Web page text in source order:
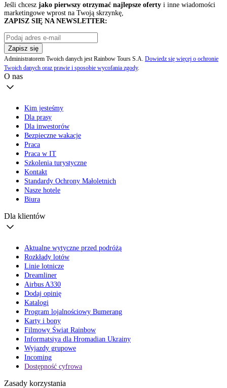
Jeśli chcesz jako pierwszy otrzymać najlepsze oferty i inne wiadomości
marketingowe wprost na Twoją skrzynkę,
ZAPISZ SIĘ NA NEWSLETTER:
Zapisz się
Administratorem Twoich danych jest Rainbow Tours S.A. Dowiedz się więcej o ochronie
Twoich danych oraz prawie i sposobie wycofania zgody.
O nas
Kim jesteśmy
Dla prasy
Dla inwestorów
Bezpieczne wakacje
Praca
Praca w IT
Szkolenia turystyczne
Kontakt
Standardy Ochrony Małoletnich
Nasze hotele
Biura
Dla klientów
Aktualne wytyczne przed podróżą
Rozkłady lotów
Linie lotnicze
Dreamliner
Airbus A330
Dodaj opinię
Katalogi
Program lojalnościowy Bumerang
Karty i bony
Filmowy Świat Rainbow
Informatsiya dla Hromadian Ukrainy
Wyjazdy grupowe
Incoming
Dostępność cyfrowa
Zasady korzystania